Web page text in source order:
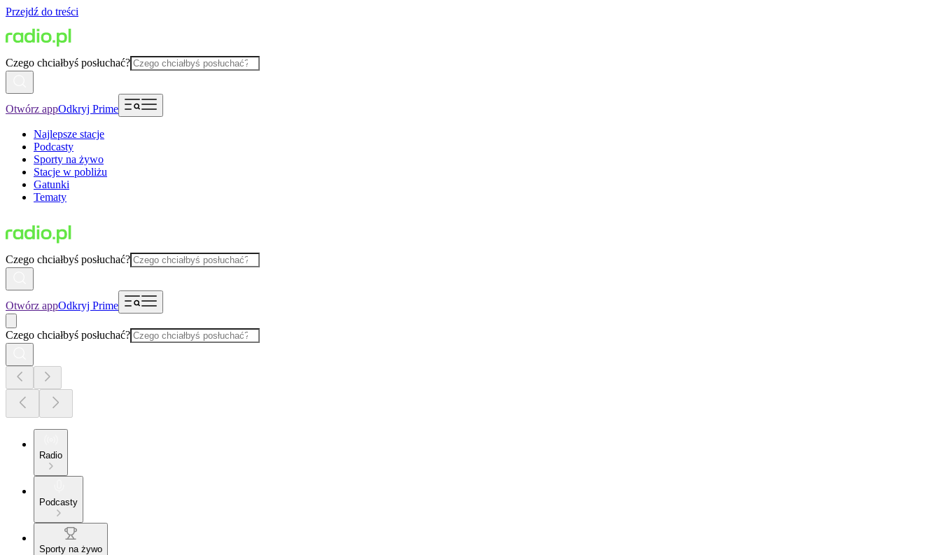
Przejdź do treści
Czego chciałbyś posłuchać?
Otwórz appOdkryj Prime
Najlepsze stacje
Podcasty
Sporty na żywo
Stacje w pobliżu
Gatunki
Tematy
Czego chciałbyś posłuchać?
Otwórz appOdkryj Prime
Czego chciałbyś posłuchać?
Radio
Podcasty
Sporty na żywo